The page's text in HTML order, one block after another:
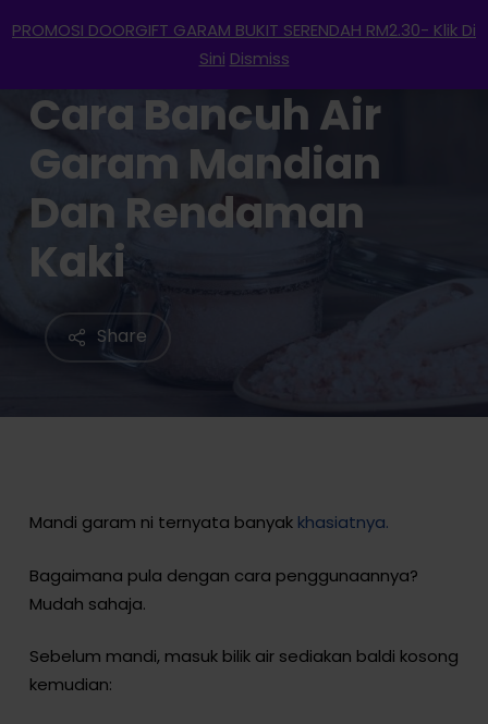
PROMOSI DOORGIFT GARAM BUKIT SERENDAH RM2.30- Klik Di
Sini Dismiss
to
contentCara Bancuh Air
Garam Mandian
Dan Rendaman
Kaki
Share
Mandi garam ni ternyata banyak khasiatnya.
Bagaimana pula dengan cara penggunaannya?
Mudah sahaja.
Sebelum mandi, masuk bilik air sediakan baldi kosong
kemudian: